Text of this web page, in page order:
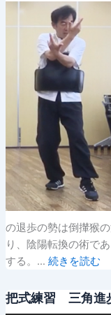
の退歩の勢は倒攆猴
り、陰陽転換の術で
する。… 続きを読む
把式練習 三角進